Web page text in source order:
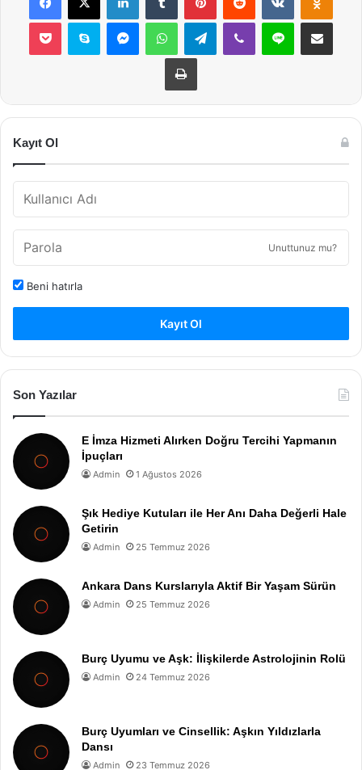
Pocket Skype MessengerWhatsAppTelegramViber Line E-Posta ile
Yazdır
Kayıt Ol
Unuttunuz mu?
Beni hatırla
Kayıt Ol
Son Yazılar
E İmza Hizmeti Alırken Doğru Tercihi Yapmanın
İpuçları
Admin 1 Ağustos 2026
Şık Hediye Kutuları ile Her Anı Daha Değerli Hale
Getirin
Admin 25 Temmuz 2026
Ankara Dans Kurslarıyla Aktif Bir Yaşam Sürün
Admin 25 Temmuz 2026
Burç Uyumu ve Aşk: İlişkilerde Astrolojinin Rolü
Admin 24 Temmuz 2026
Burç Uyumları ve Cinsellik: Aşkın Yıldızlarla
Dansı
Admin 23 Temmuz 2026